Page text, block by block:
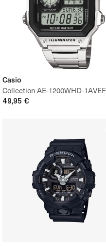
Casio
Collection AE-1200WHD-1AVEF
49,95 €